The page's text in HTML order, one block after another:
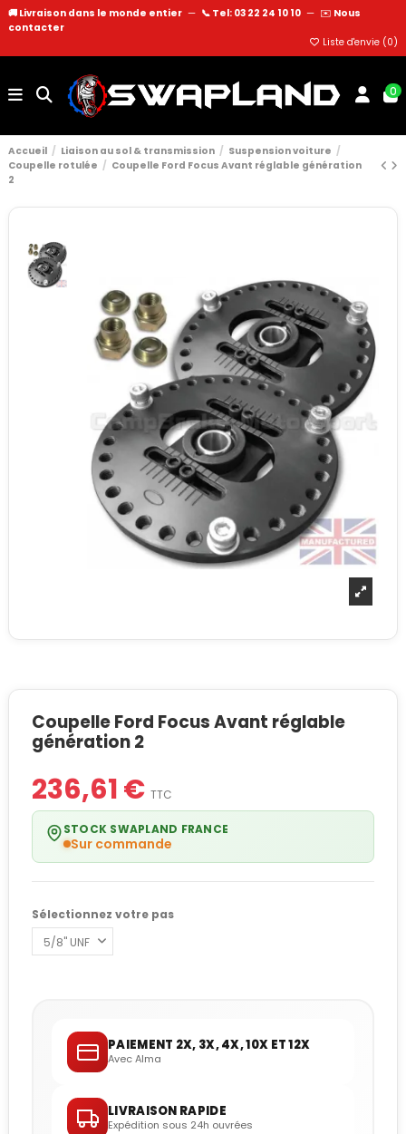
🚚 Livraison dans le monde entier — 📞 Tel: 03 22 24 10 10 — ✉️ Nous
contacter
Liste d'envie (0)
0
Accueil Liaison au sol & transmission
Suspension voiture
Coupelle rotulée
Coupelle Ford Focus Avant réglable génération
2
Coupelle Ford Focus Avant réglable
génération 2
236,61 € TTC
STOCK SWAPLAND FRANCE
Sur commande
Sélectionnez votre pas
PAIEMENT 2X, 3X, 4X, 10X ET 12X
Avec Alma
LIVRAISON RAPIDE
Expédition sous 24h ouvrées